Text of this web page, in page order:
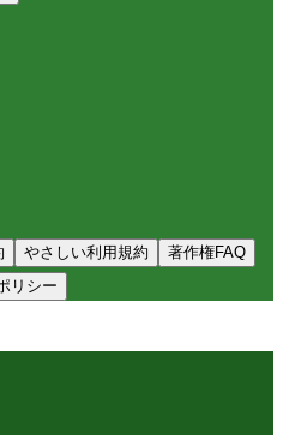
やさしい利用規約
著作権FAQ
リシー